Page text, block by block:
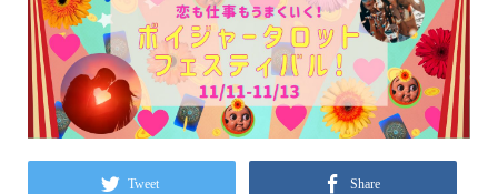
Tweet Share